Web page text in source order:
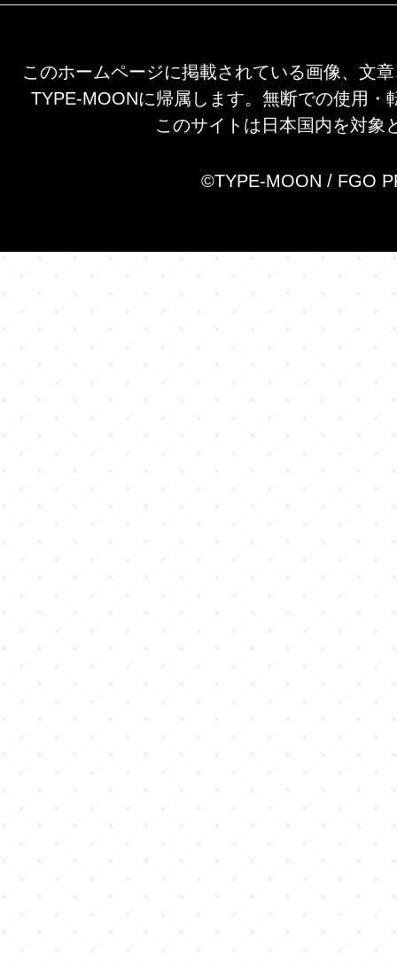
このホームページに掲載されている画像、文
TYPE-MOONに帰属します。無断での使用・
このサイトは日本国内を対象
©TYPE-MOON / FGO